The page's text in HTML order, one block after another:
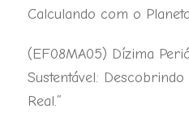
Calculando com o
(EF08MA05) Dízima
Sustentável:
Real.”